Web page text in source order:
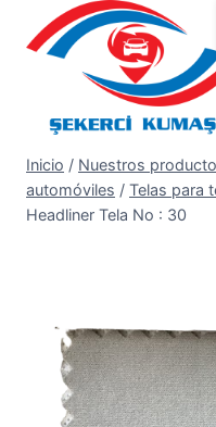
contenido
Inicio / Nuestros
automóviles / Telas para
Headliner Tela No : 30